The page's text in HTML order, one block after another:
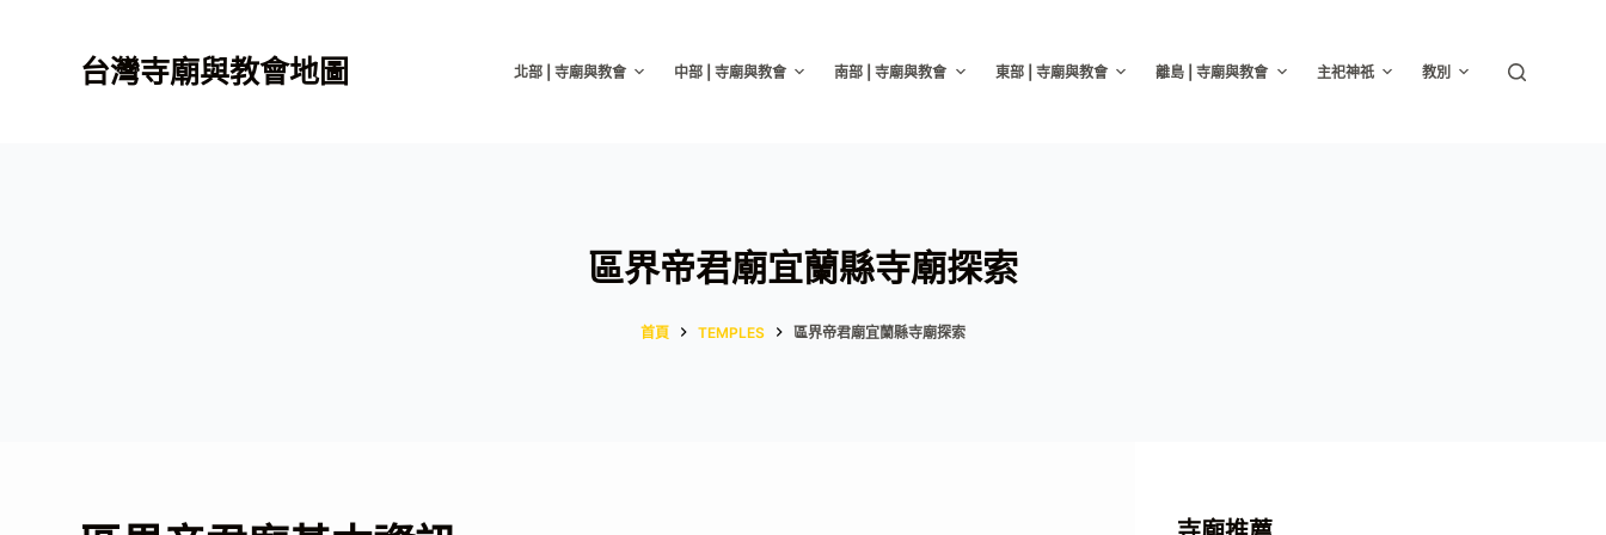
台灣寺廟與教會地圖 北部 | 寺廟與教會 中部 | 寺廟與教會 南部 | 寺廟與教會 東部 | 寺廟與教會 離島 | 寺廟與教會 主祀神祇 教別
區界帝君廟宜蘭縣寺廟探索
首頁 TEMPLES 區界帝君廟宜蘭縣寺廟探索